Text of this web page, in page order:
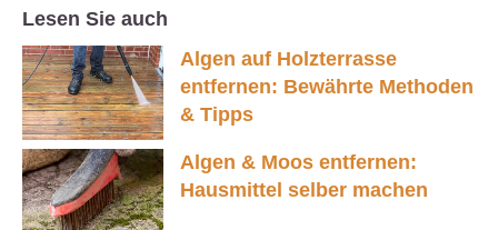
Lesen Sie auch
Algen auf Holzterrasse
entfernen: Bewährte Methoden
& Tipps
Algen & Moos entfernen:
Hausmittel selber machen